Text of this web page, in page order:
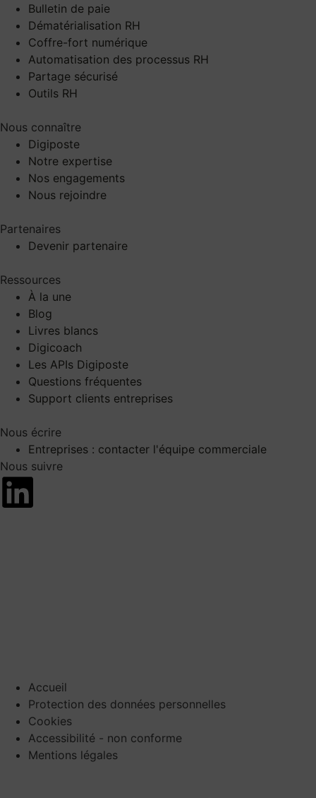
Bulletin de paie
Dématérialisation RH
Coffre-fort numérique
Automatisation des processus RH
Partage sécurisé
Outils RH
Nous connaître
Digiposte
Notre expertise
Nos engagements
Nous rejoindre
Partenaires
Devenir partenaire
Ressources
À la une
Blog
Livres blancs
Digicoach
Les APIs Digiposte
Questions fréquentes
Support clients entreprises
Nous écrire
Entreprises : contacter l'équipe commerciale
Nous suivre
Accueil
Protection des données personnelles
Cookies
Accessibilité - non conforme
Mentions légales